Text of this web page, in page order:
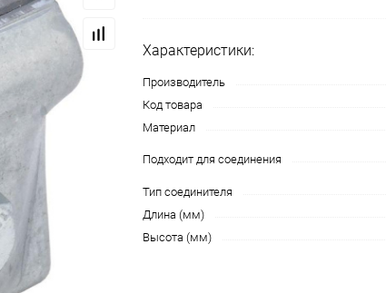
Характеристики:
Производитель
Код товара
Материал
Подходит для соединения
Тип соединителя
Длина (мм)
Высота (мм)